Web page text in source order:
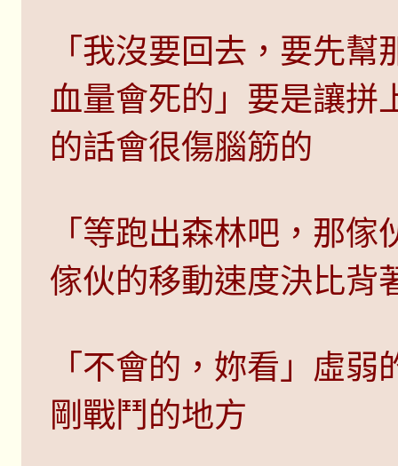
「我沒要回去，要先
血量會死的」要是讓拼
的話會很傷腦筋的
「等跑出森林吧，那
傢伙的移動速度決比背
「不會的，妳看」虛
剛戰鬥的地方